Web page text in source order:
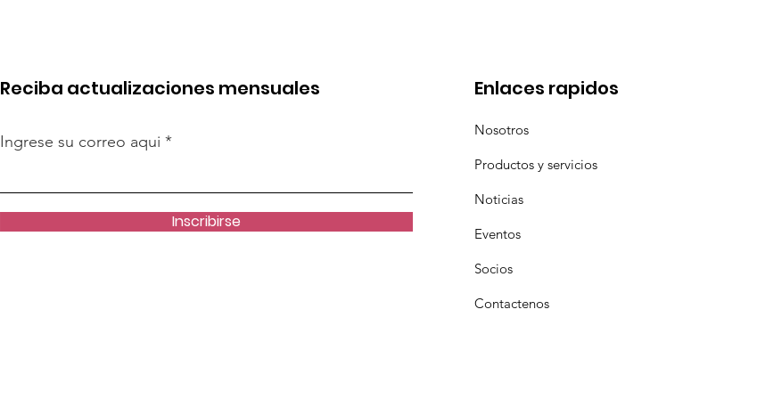
Reciba actualizaciones mensuales
Ingrese su correo aqui
Inscribirse
Enlaces rapidos
Nosotros
Productos y servicios
Noticias
Eventos
Socios
Contactenos